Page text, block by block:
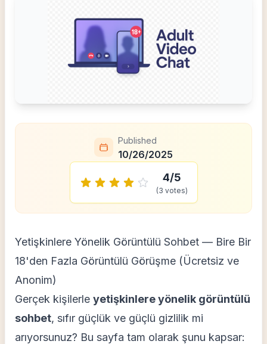
Published
10/26/2025
4/5
(3 votes)
Yetişkinlere Yönelik Görüntülü Sohbet — Bire Bir
18'den Fazla Görüntülü Görüşme (Ücretsiz ve
Anonim)
Gerçek kişilerle yetişkinlere yönelik görüntülü
sohbet, sıfır güçlük ve güçlü gizlilik mi
arıyorsunuz? Bu sayfa tam olarak şunu kapsar: